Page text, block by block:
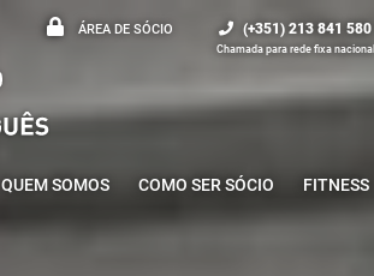
ÁREA DE SÓCIO (+351) 213 841 580
Chamada para rede fixa nacional
QUEM SOMOS COMO SER SÓCIO FITNESS